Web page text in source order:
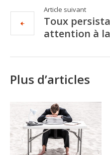
Article suivant
Toux
attention à
Plus d’articles